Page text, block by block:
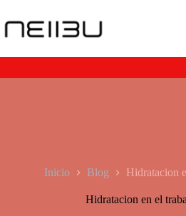
Inicio Blog Hidratacion
Hidratacion en el